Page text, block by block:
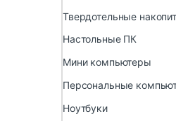
Твердотельные
Настольные ПК
Мини компьютеры
Персональные
Ноутбуки